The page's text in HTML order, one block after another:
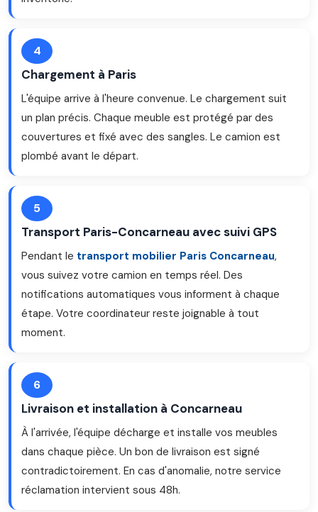
4
Chargement à Paris
L'équipe arrive à l'heure convenue. Le chargement suit
un plan précis. Chaque meuble est protégé par des
couvertures et fixé avec des sangles. Le camion est
plombé avant le départ.
5
Transport Paris-Concarneau avec suivi GPS
Pendant le transport mobilier Paris Concarneau,
vous suivez votre camion en temps réel. Des
notifications automatiques vous informent à chaque
étape. Votre coordinateur reste joignable à tout
moment.
6
Livraison et installation à Concarneau
À l'arrivée, l'équipe décharge et installe vos meubles
dans chaque pièce. Un bon de livraison est signé
contradictoirement. En cas d'anomalie, notre service
réclamation intervient sous 48h.